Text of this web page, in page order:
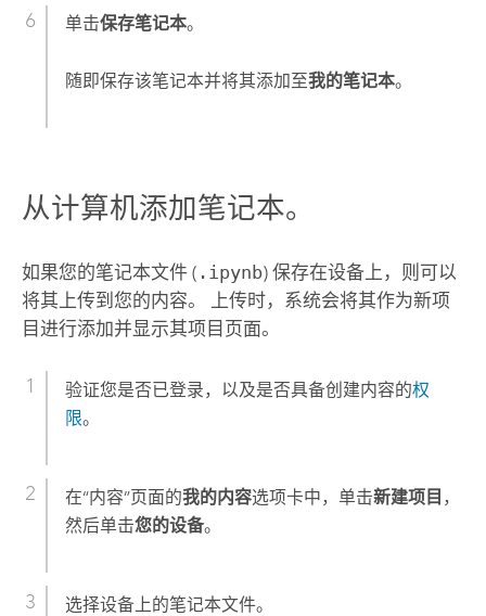
单击保存笔记本。
随即保存该笔记本并将其添加至我的笔记本。
从计算机添加笔记本。
如果您的笔记本文件 ( .ipynb) 保存在设备上，则可以
将其上传到您的内容。 上传时，系统会将其作为新项
目进行添加并显示其项目页面。
验证您是否已登录，以及是否具备创建内容的权
限。
在“内容”页面的我的内容选项卡中，单击新建项目 ，
然后单击您的设备。
选择设备上的笔记本文件。